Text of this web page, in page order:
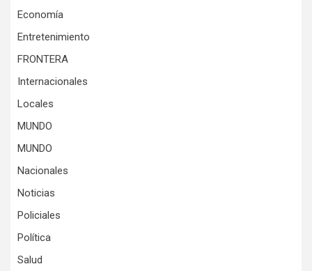
Economía
Entretenimiento
FRONTERA
Internacionales
Locales
MUNDO
MUNDO
Nacionales
Noticias
Policiales
Política
Salud